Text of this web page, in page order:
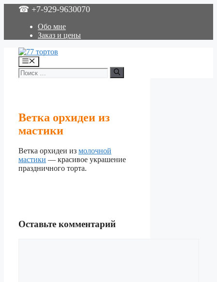
Перейти
содержимому
☎ +7-929-9630070
Обо мне
Заказ и цены
Меню
Поиск:
Ветка орхидеи из
мастики
Ветка орхидеи из молочной
мастики — красивое украшение
праздничного торта.
Оставьте комментарий